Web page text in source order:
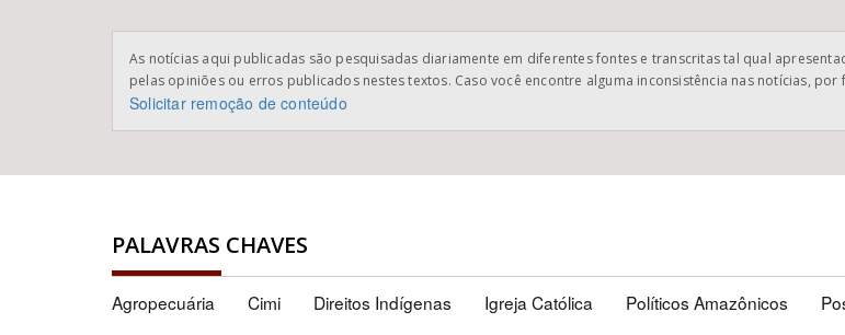
As notícias aqui publicadas são pesquisadas diariamente em diferentes fontes e transcritas tal qual
pelas opiniões ou erros publicados nestes textos. Caso você encontre alguma inconsistência nas notícias,
Solicitar remoção de conteúdo
PALAVRAS CHAVES
Agropecuária Cimi Direitos Indígenas Igreja Católica Políticos Amazônicos